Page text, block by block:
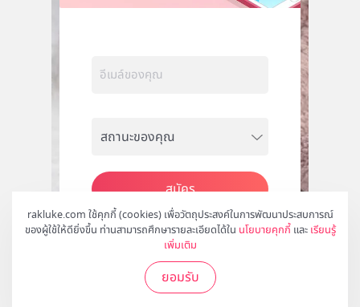
rakluke.com ใช้คุกกี้ (cookies) เพื่อวัตถุประสงค์ในการพัฒนาประสบการณ์
ของผู้ใช้ให้ดียิ่งขึ้น ท่านสามารถศึกษารายละเอียดได้ใน นโยบายคุกกี้ และ เรียนรู้
เพิ่มเติม
ยอมรับ
สมัคร
ติดตามเราได้ที่